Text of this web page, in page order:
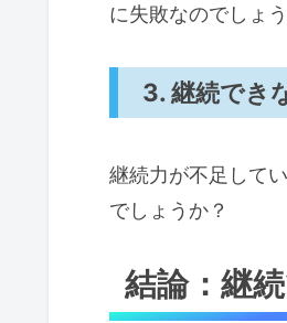
に失敗なのでしょ
3. 継続でき
継続力が不足して
でしょうか？
結論：継